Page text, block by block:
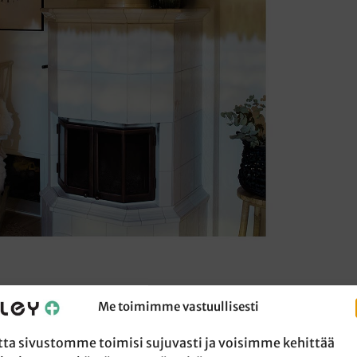
Me toimimme vastuullisesti
sivustomme toimisi sujuvasti ja voisimme kehittää